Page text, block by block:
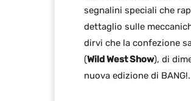
segnalini speciali che
dettaglio sulle
dirvi che la confezione
(Wild West Show), di
nuova edizione di BANG!.